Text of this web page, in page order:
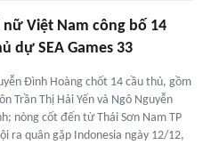
nữ Việt Nam công bố 14
dự SEA Games 33
Đình Hoàng chốt 14 cầu thủ, gồm
Trần Thị Hải Yến và Ngô Nguyễn
nòng cốt đến từ Thái Sơn Nam TP
ra quân gặp Indonesia ngày 12/12,